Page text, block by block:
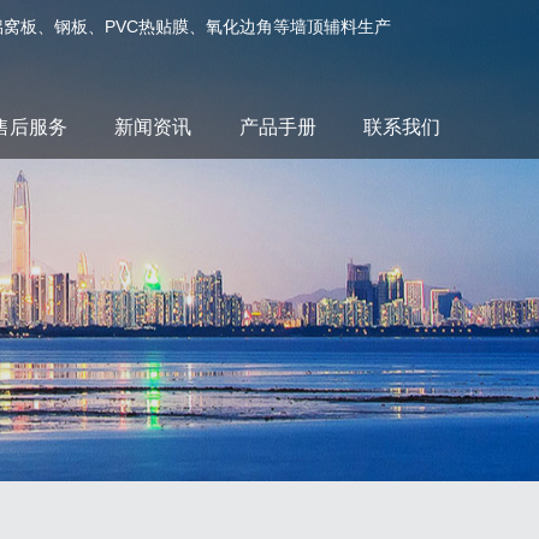
板、钢板、PVC热贴膜、氧化边角等墙顶辅料生产
后服务 新闻资讯 产品手册 联系我们